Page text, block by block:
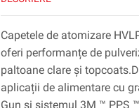
Capetele de atomizare
oferi performanțe de
paltoane clare și
aplicații de alimentare cu
Gun și sistemul 3M ™ PPS